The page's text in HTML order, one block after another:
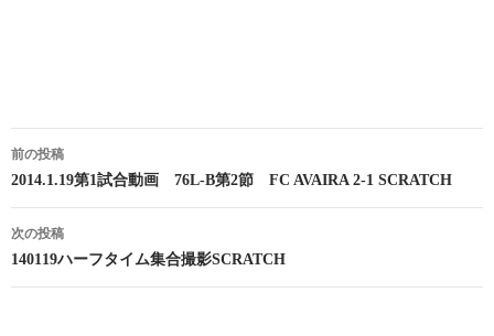
投
稿
ナ
ビ
前の投稿
2014.1.19第1試合動画 76L-B第2節 FC AVAIRA 2-1 SCRATCH
次の投稿
140119ハーフタイム集合撮影SCRATCH